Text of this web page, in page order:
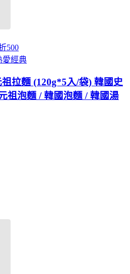
500
愛經典
拉麵 (120g*5入/袋) 韓國史
祖泡麵 / 韓國泡麵 / 韓國湯